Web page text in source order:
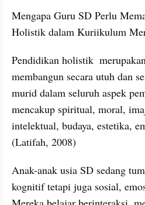
Mengapa Guru SD Perlu
Holistik dalam Kuriikulum
Pendidikan holistik
membangun secara utuh dan
murid dalam seluruh aspek
mencakup spiritual, moral,
intelektual, budaya, estetika,
(Latifah, 2008)
Anak-anak usia SD sedang
kognitif tetapi juga sosial,